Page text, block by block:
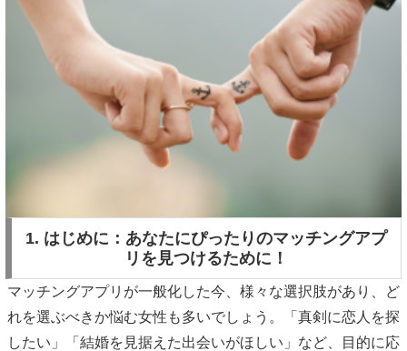
1. はじめに：あなたにぴったりのマッチングアプ
リを見つけるために！
マッチングアプリが一般化した今、様々な選択肢があり、ど
れを選ぶべきか悩む女性も多いでしょう。「真剣に恋人を探
したい」「結婚を見据えた出会いがほしい」など、目的に応